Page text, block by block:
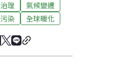
理
氣候變遷
染
全球暖化